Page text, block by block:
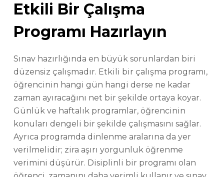
Etkili Bir Çalışma
Programı Hazırlayın
Sınav hazırlığında en büyük sorunlardan biri
düzensiz çalışmadır. Etkili bir çalışma programı,
öğrencinin hangi gün hangi derse ne kadar
zaman ayıracağını net bir şekilde ortaya koyar.
Günlük ve haftalık programlar, öğrencinin
konuları dengeli bir şekilde çalışmasını sağlar.
Ayrıca programda dinlenme aralarına da yer
verilmelidir; zira aşırı yorgunluk öğrenme
verimini düşürür. Disiplinli bir programı olan